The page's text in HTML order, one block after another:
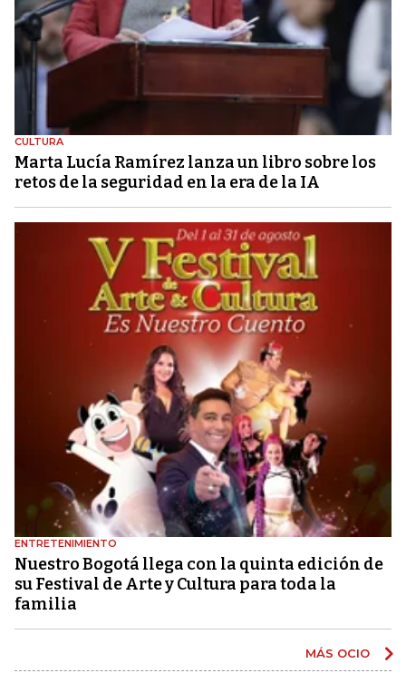
CULTURA
Marta Lucía Ramírez lanza un libro sobre los
retos de la seguridad en la era de la IA
ENTRETENIMIENTO
Nuestro Bogotá llega con la quinta edición de
su Festival de Arte y Cultura para toda la
familia
MÁS OCIO